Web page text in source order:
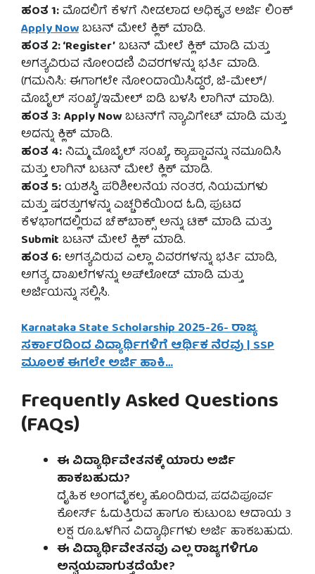
ಹಂತ 1:ಮೊದಲಿಗೆ ಕೆಳಗೆ ನೀಡಲಾದ ಅಧಿಕೃತ ಅರ್ಜಿ ಲಿಂಕ್
Apply Nowಬಟನ್ ಮೇಲೆ ಕ್ಲಿಕ್ ಮಾಡಿ.
ಹಂತ 2: ‘Register’ಬಟನ್ ಮೇಲೆ ಕ್ಲಿಕ್ ಮಾಡಿ ಮತ್ತು
ಅಗತ್ಯವಿರುವ ನೋಂದಣಿ ವಿವರಗಳನ್ನು ಭರ್ತಿ ಮಾಡಿ.
(ಗಮನಿಸಿ: ಈಗಾಗಲೇ ನೋಂದಾಯಿಸಿದ್ದರೆ, ಜಿ-ಮೇಲ್/
ಮೊಬೈಲ್ ಸಂಖ್ಯೆ/ಇಮೇಲ್ ಐಡಿ ಬಳಸಿ ಲಾಗಿನ್ ಮಾಡಿ).
ಹಂತ 3:Apply Nowಬಟನ್‌ಗೆ ನ್ಯಾವಿಗೇಟ್ ಮಾಡಿ ಮತ್ತು
ಅದನ್ನು ಕ್ಲಿಕ್ ಮಾಡಿ.
ಹಂತ 4:ನಿಮ್ಮ ಮೊಬೈಲ್ ಸಂಖ್ಯೆ, ಕ್ಯಾಪ್ಚಾವನ್ನು ನಮೂದಿಸಿ
ಮತ್ತು ಲಾಗಿನ್ ಬಟನ್ ಮೇಲೆ ಕ್ಲಿಕ್ ಮಾಡಿ.
ಹಂತ 5:ಯಶಸ್ವಿ ಪರಿಶೀಲನೆಯ ನಂತರ, ನಿಯಮಗಳು
ಮತ್ತು ಷರತ್ತುಗಳನ್ನು ಎಚ್ಚರಿಕೆಯಿಂದ ಓದಿ, ಪುಟದ
ಕೆಳಭಾಗದಲ್ಲಿರುವ ಚೆಕ್‌ಬಾಕ್ಸ್ ಅನ್ನು ಟಿಕ್ ಮಾಡಿ ಮತ್ತು
Submit ಬಟನ್ ಮೇಲೆ ಕ್ಲಿಕ್ ಮಾಡಿ.
ಹಂತ 6:ಅಗತ್ಯವಿರುವ ಎಲ್ಲಾ ವಿವರಗಳನ್ನು ಭರ್ತಿ ಮಾಡಿ,
ಅಗತ್ಯ ದಾಖಲೆಗಳನ್ನು ಅಪ್‌ಲೋಡ್ ಮಾಡಿ ಮತ್ತು
ಅರ್ಜಿಯನ್ನು ಸಲ್ಲಿಸಿ.
Karnataka State Scholarship 2025-26- ರಾಜ್ಯ
ಸರ್ಕಾರದಿಂದ ವಿದ್ಯಾರ್ಥಿಗಳಿಗೆ ಆರ್ಥಿಕ ನೆರವು | SSP
ಮೂಲಕ ಈಗಲೇ ಅರ್ಜಿ ಹಾಕಿ…
Frequently Asked Questions
(FAQs)
ಈ ವಿದ್ಯಾರ್ಥಿವೇತನಕ್ಕೆ ಯಾರು ಅರ್ಜಿ
ಹಾಕಬಹುದು?
ದೈಹಿಕ ಅಂಗವೈಕಲ್ಯ ಹೊಂದಿರುವ, ಪದವಿಪೂರ್ವ
ಕೋರ್ಸ್ ಓದುತ್ತಿರುವ ಹಾಗೂ ಕುಟುಂಬ ಆದಾಯ 3
ಲಕ್ಷ ರೂ.ಒಳಗಿನ ವಿದ್ಯಾರ್ಥಿಗಳು ಅರ್ಜಿ ಹಾಕಬಹುದು.
ಈ ವಿದ್ಯಾರ್ಥಿವೇತನವು ಎಲ್ಲ ರಾಜ್ಯಗಳಿಗೂ
ಅನ್ವಯವಾಗುತ್ತದೆಯೇ?